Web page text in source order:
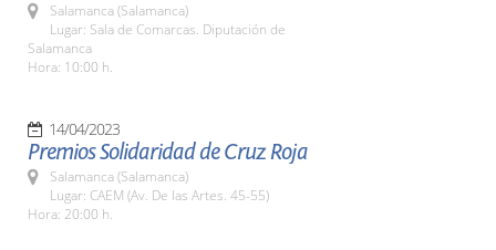
Salamanca (Salamanca)
Lugar: Sala de Comarcas. Diputación de
Salamanca
Hora: 10:00 h.
14/04/2023
Premios Solidaridad de Cruz Roja
Salamanca (Salamanca)
Lugar: CAEM (Av. De las Artes. 45-55)
Hora: 20:00 h.